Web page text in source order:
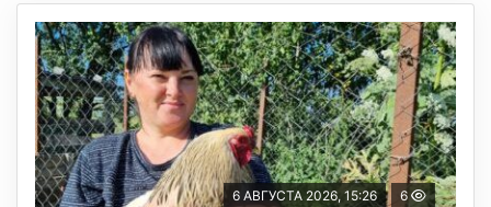
6 АВГУСТА 2026, 15:26 6